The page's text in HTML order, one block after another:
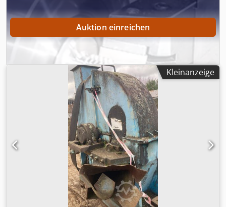
Auktion einreichen
Kleinanzeige